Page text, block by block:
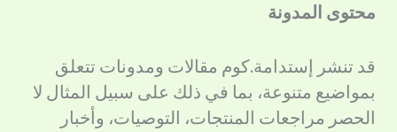
محتوى المدونة
قد تنشر إستدامة.كوم مقالات ومدونات تتعلق
بمواضيع متنوعة، بما في ذلك على سبيل المثال لا
الحصر مراجعات المنتجات، التوصيات، وأخبار